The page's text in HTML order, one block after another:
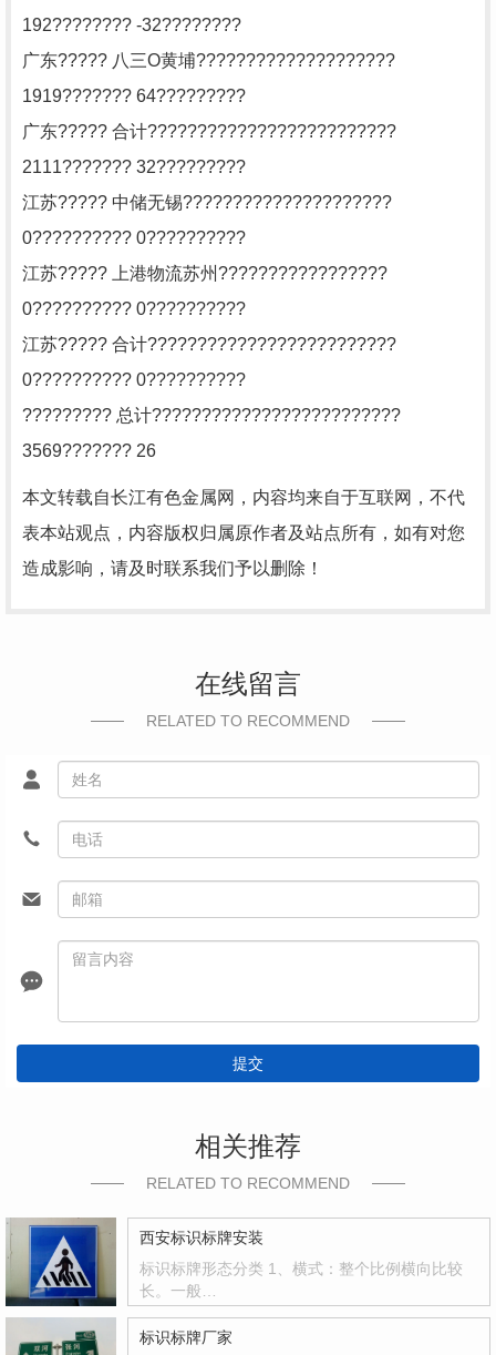
192???????? -32????????
广东????? 八三O黄埔????????????????????
1919??????? 64?????????
广东????? 合计?????????????????????????
2111??????? 32?????????
江苏????? 中储无锡?????????????????????
0?????????? 0??????????
江苏????? 上港物流苏州?????????????????
0?????????? 0??????????
江苏????? 合计?????????????????????????
0?????????? 0??????????
????????? 总计?????????????????????????
3569??????? 26
本文转载自长江有色金属网，内容均来自于互联网，不代
表本站观点，内容版权归属原作者及站点所有，如有对您
造成影响，请及时联系我们予以删除！
在线留言
RELATED TO RECOMMEND
提交
相关推荐
RELATED TO RECOMMEND
西安标识标牌安装
标识标牌形态分类 1、横式：整个比例横向比较
长。一般…
标识标牌厂家